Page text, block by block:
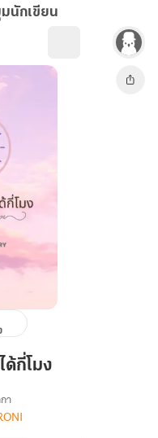
นักเขียน
ด้กี่โมง
า